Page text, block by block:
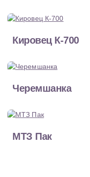
Кировец К-700
Черемшанка
МТЗ Пак